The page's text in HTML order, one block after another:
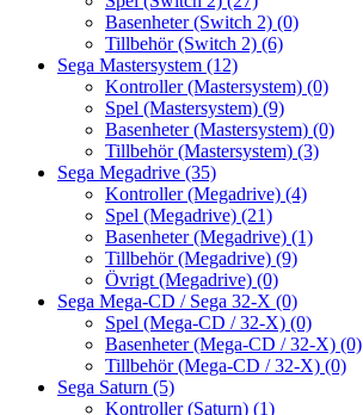
Basenheter (Switch 2) (0)
Tillbehör (Switch 2) (6)
Sega Mastersystem (12)
Kontroller (Mastersystem) (0)
Spel (Mastersystem) (9)
Basenheter (Mastersystem) (0)
Tillbehör (Mastersystem) (3)
Sega Megadrive (35)
Kontroller (Megadrive) (4)
Spel (Megadrive) (21)
Basenheter (Megadrive) (1)
Tillbehör (Megadrive) (9)
Övrigt (Megadrive) (0)
Sega Mega-CD / Sega 32-X (0)
Spel (Mega-CD / 32-X) (0)
Basenheter (Mega-CD / 32-X) (0)
Tillbehör (Mega-CD / 32-X) (0)
Sega Saturn (5)
Kontroller (Saturn) (1)